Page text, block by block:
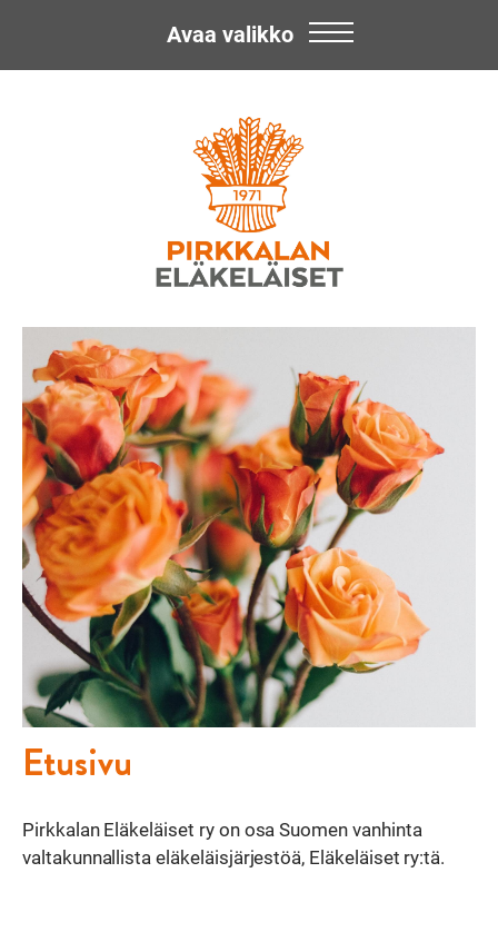
Eläkeläiset
ry
Avaa valikko
Etusivu
Pirkkalan Eläkeläiset ry on osa Suomen vanhinta
valtakunnallista eläkeläisjärjestöä, Eläkeläiset ry:tä.